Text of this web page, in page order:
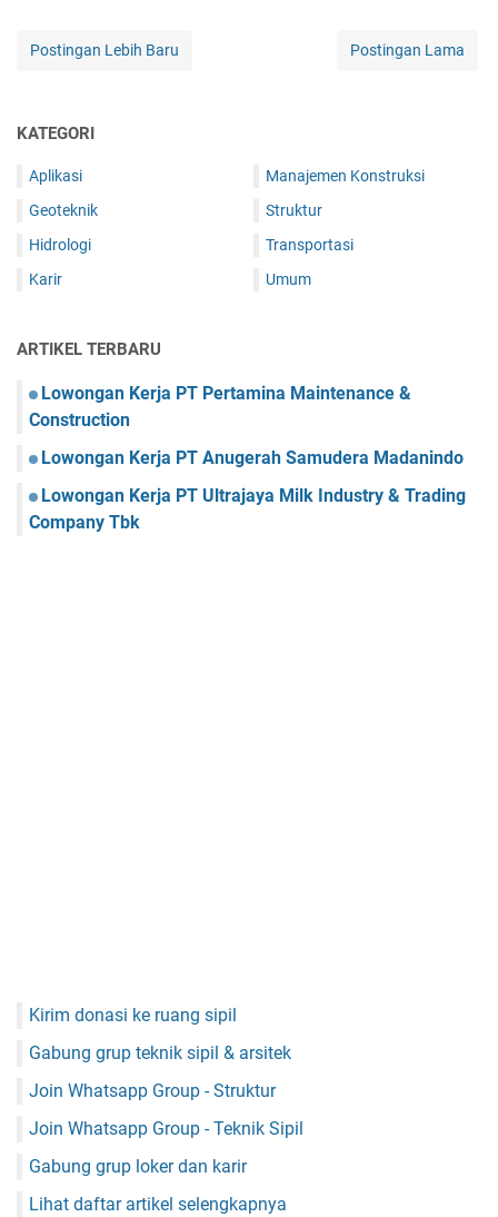
Postingan Lebih Baru Postingan Lama
KATEGORI
Aplikasi
Geoteknik
Hidrologi
Karir
Manajemen Konstruksi
Struktur
Transportasi
Umum
ARTIKEL TERBARU
Lowongan Kerja PT Pertamina Maintenance &
Construction
Lowongan Kerja PT Anugerah Samudera Madanindo
Lowongan Kerja PT Ultrajaya Milk Industry & Trading
Company Tbk
Kirim donasi ke ruang sipil
Gabung grup teknik sipil & arsitek
Join Whatsapp Group - Struktur
Join Whatsapp Group - Teknik Sipil
Gabung grup loker dan karir
Lihat daftar artikel selengkapnya